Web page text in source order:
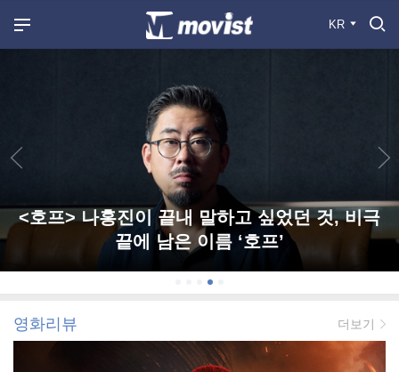
KR
<호프> 나홍진이 끝내 말하고 싶었던 것, 비극
끝에 남은 이름 ‘호프’
영화리뷰 더보기